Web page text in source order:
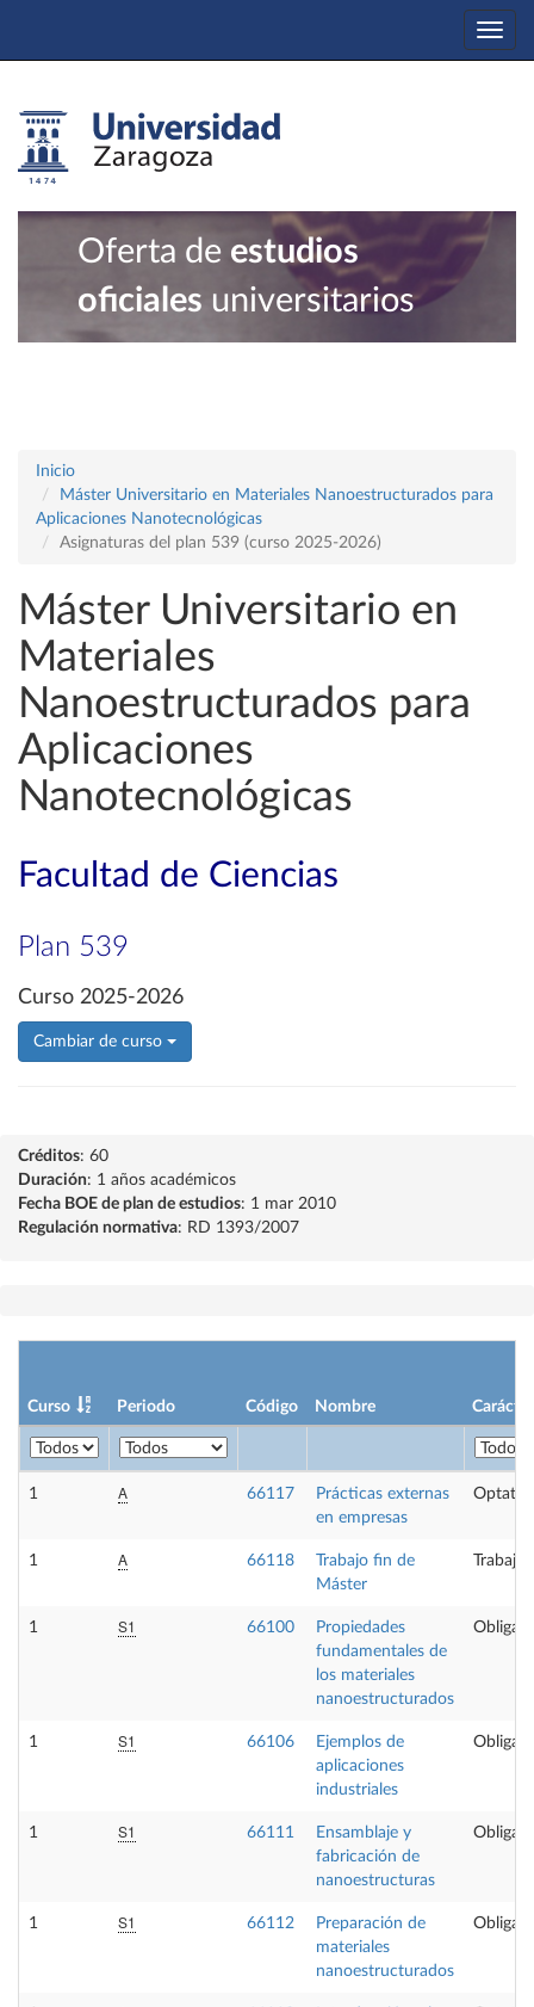
Oferta de estudios
oficiales universitarios
Inicio
Máster Universitario en Materiales Nanoestructurados para
Aplicaciones Nanotecnológicas
Asignaturas del plan 539 (curso 2025-2026)
Máster Universitario en
Materiales
Nanoestructurados para
Aplicaciones
Nanotecnológicas
Facultad de Ciencias
Plan 539
Curso 2025-2026
Cambiar de curso
Créditos: 60
Duración: 1 años académicos
Fecha BOE de plan de estudios: 1 mar 2010
Regulación normativa: RD 1393/2007
Curso Periodo Código Nombre Carácter
1 A 66117
Prácticas externas
en empresas
1 A 66118
Trabajo fin de
Máster
1 S1 66100
Propiedades
fundamentales de
los materiales
nanoestructurados
1 S1 66106
Ejemplos de
aplicaciones
industriales
1 S1 66111
Ensamblaje y
fabricación de
nanoestructuras
1 S1 66112
Preparación de
materiales
nanoestructurados